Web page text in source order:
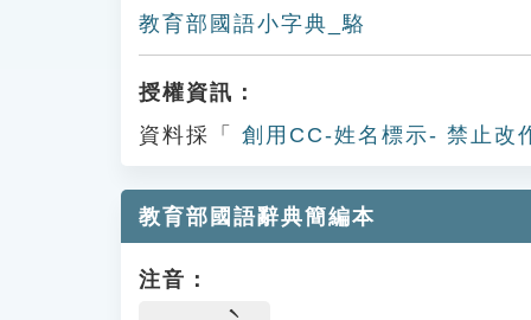
教育部國語小字典_駱
授權資訊：
資料採「
創用CC-姓名標示- 禁止改
教育部國語辭典簡編本
注音：